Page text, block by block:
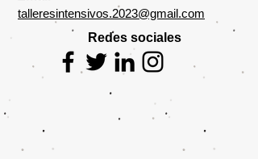
talleresintensivos.2023@gmail.com
Redes sociales